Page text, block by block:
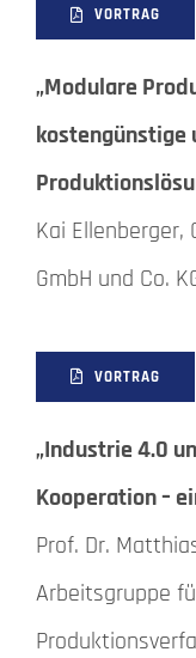
VORTRAG
„Modulare
kostengünstige
Kai Ellenberger,
GmbH und Co.
VORTRAG
„Industrie 4.0
Kooperation –
Prof. Dr.
Arbeitsgruppe